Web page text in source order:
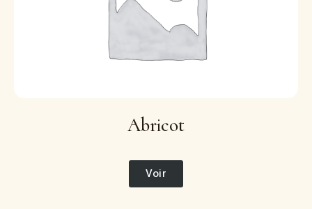
Abricot
Voir